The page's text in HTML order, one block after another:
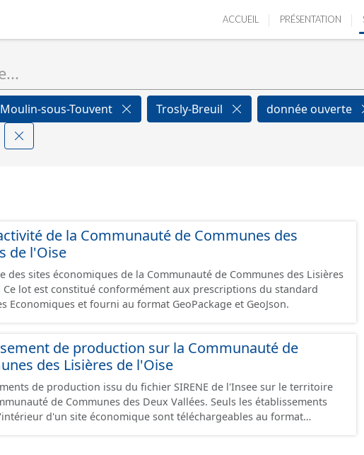
ACCUEIL PRÉSENTATION
Moulin-sous-Touvent Trosly-Breuil donnée ouverte
de la Communauté de Communes des
de l'Oise
des sites économiques de la Communauté de Communes des Lisières
Ce lot est constitué conformément aux prescriptions du standard
Economiques et fourni au format GeoPackage et GeoJson.
de production sur la Communauté de
des Lisières de l'Oise
de production issu du fichier SIRENE de l'Insee sur le territoire
de Communes des Deux Vallées. Seuls les établissements
d'un site économique sont téléchargeables au format